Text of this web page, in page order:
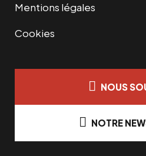
Mentions légales
Cookies
NOUS
NOTRE